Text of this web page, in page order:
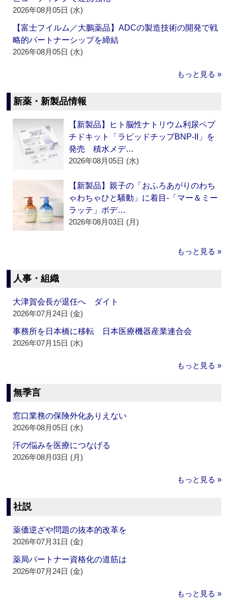
2026年08月05日 (水)
【富士フイルム／大鵬薬品】ADCの製造技術の開発で戦
略的パートナーシップを締結
2026年08月05日 (水)
もっと見る »
新薬・新製品情報
【新製品】ヒト脳性ナトリウム利尿ペプ
チドキット「ラピッドチップBNP-II」を
発売 積水メデ…
2026年08月05日 (水)
【新製品】親子の「おふろあがりのわち
ゃわちゃひと騒動」に着目‐「マー＆ミー
ラッテ」ボデ…
2026年08月03日 (月)
もっと見る »
人事・組織
大津賀会長が退任へ ダイト
2026年07月24日 (金)
事務所を日本橋に移転 日本医療機器産業連合会
2026年07月15日 (水)
もっと見る »
無季言
窓口業務の保険外化ありえない
2026年08月05日 (水)
汗の悩みを医療につなげる
2026年08月03日 (月)
もっと見る »
社説
薬価逆ざや問題の抜本的改革を
2026年07月31日 (金)
薬局パートナー資格化の道筋は
2026年07月24日 (金)
もっと見る »